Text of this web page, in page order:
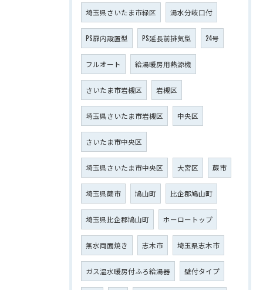
埼玉県さいたま市緑区 湯水分岐口付
PS扉内設置型 PS延長前排気型 24号
フルオート 給湯暖房用熱源機
さいたま市岩槻区 岩槻区
埼玉県さいたま市岩槻区 中央区
さいたま市中央区
埼玉県さいたま市中央区 大宮区 蕨市
埼玉県蕨市 鳩山町 比企郡鳩山町
埼玉県比企郡鳩山町 ホーロートップ
無水両面焼き 志木市 埼玉県志木市
ガス温水暖房付ふろ給湯器 壁付タイプ